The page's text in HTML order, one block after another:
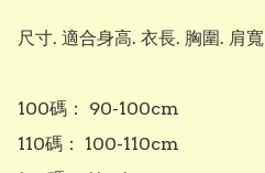
尺寸. 適合身高. 衣長. 胸圍. 肩寬
100碼： 90-100cm
110碼： 100-110cm